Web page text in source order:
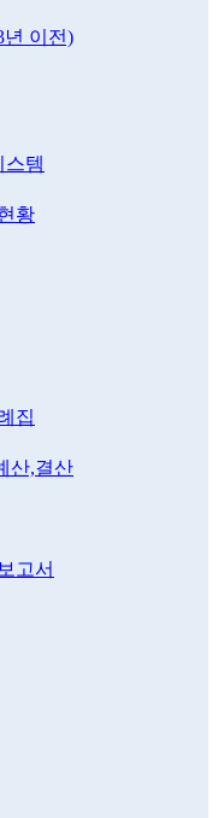
년 이전)
스템
황
집
산,결산
고서